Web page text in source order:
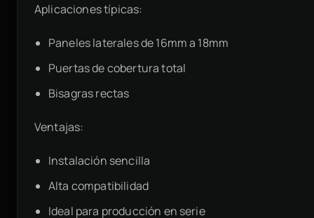
Aplicaciones típicas:
Paneles laterales de 16mm a 18mm
Puertas de cobertura total
Bisagras rectas
Ventajas:
Instalación sencilla
Alta compatibilidad
Ideal para producción en serie